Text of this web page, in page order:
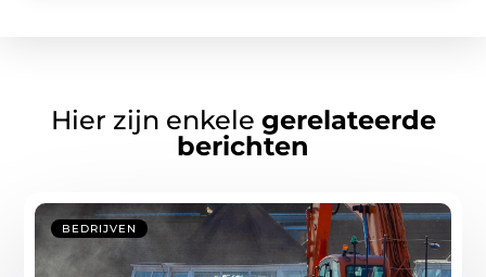
Hier zijn enkele gerelateerde
berichten
BEDRIJVEN